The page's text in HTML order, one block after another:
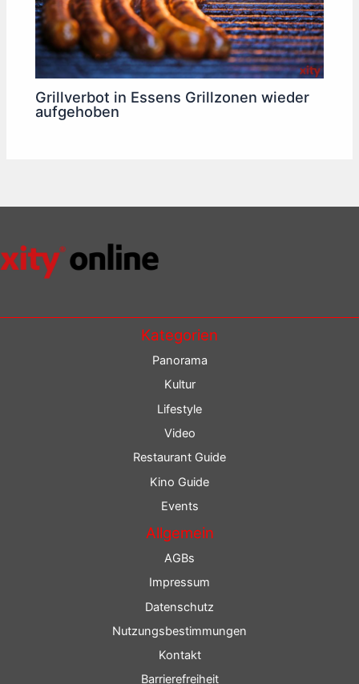
Grillverbot in Essens Grillzonen wieder
aufgehoben
Kategorien
Panorama
Kultur
Lifestyle
Video
Restaurant Guide
Kino Guide
Events
Allgemein
AGBs
Impressum
Datenschutz
Nutzungsbestimmungen
Kontakt
Barrierefreiheit